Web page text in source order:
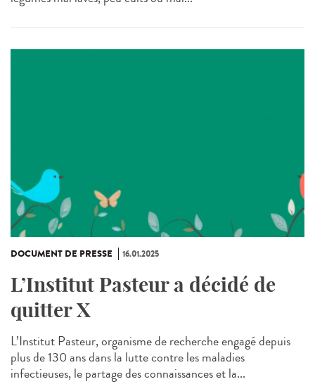
DOCUMENT DE PRESSE 16.01.2025
L’Institut Pasteur a décidé de
quitter X
L’Institut Pasteur, organisme de recherche engagé depuis
plus de 130 ans dans la lutte contre les maladies
infectieuses, le partage des connaissances et la...